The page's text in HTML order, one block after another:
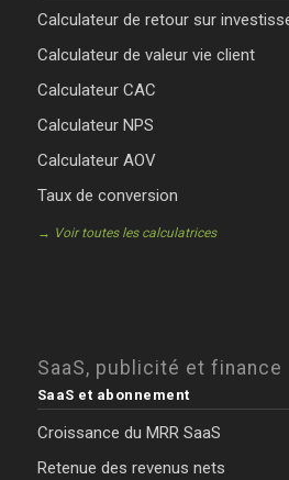
Calculateur de retour sur
Calculateur de valeur vie client
Calculateur CAC
Calculateur NPS
Calculateur AOV
Taux de conversion
→ Voir toutes les calculatrices
SaaS, publicité et finance
SaaS et abonnement
Croissance du MRR SaaS
Retenue des revenus nets